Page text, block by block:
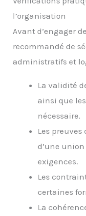
l’organisation
Avant d’engager
recommandé de
administratifs et
La validité
ainsi que
nécessaire.
Les
d’une
exigences.
Les
certaines
La